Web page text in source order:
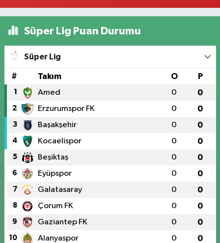
Süper Lig Puan Durumu
Süper Lig
# Takım O P
1 Amed 0 0
2 Erzurumspor FK 0 0
3 Başakşehir 0 0
4 Kocaelispor 0 0
5 Beşiktaş 0 0
6 Eyüpspor 0 0
7 Galatasaray 0 0
8 Çorum FK 0 0
9 Gaziantep FK 0 0
10 Alanyaspor 0 0